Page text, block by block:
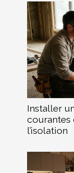
Installer
l’isolation